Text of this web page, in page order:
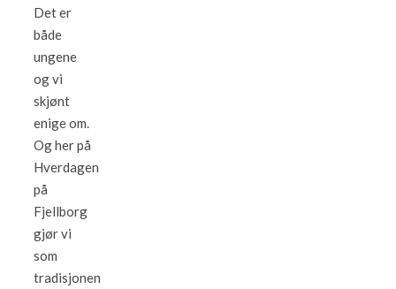
Det er
både
ungene
og vi
skjønt
enige om.
Og her på
Hverdagen
på
Fjellborg
gjør vi
som
tradisjonen